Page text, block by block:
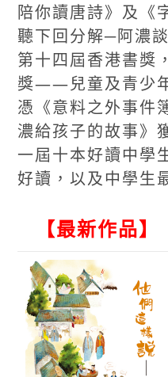
陪你讀唐詩》及《
聽下回分解─阿濃
第十四屆香港書獎
獎——兒童及青少
憑《意料之外事件
濃給孩子的故事》
一屆十本好讀中學
好讀，以及中學生
【最新作品】